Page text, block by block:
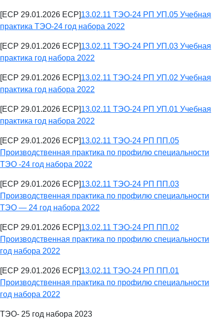
[ECP 29.01.2026 ECP]13.02.11 ТЭО-24 РП УП.05 Учебная
практика ТЭО-24 год набора 2022
[ECP 29.01.2026 ECP]13.02.11 ТЭО-24 РП УП.03 Учебная
практика год набора 2022
[ECP 29.01.2026 ECP]13.02.11 ТЭО-24 РП УП.02 Учебная
практика год набора 2022
[ECP 29.01.2026 ECP]13.02.11 ТЭО-24 РП УП.01 Учебная
практика год набора 2022
[ECP 29.01.2026 ECP]13.02.11 ТЭО-24 РП ПП.05
Производственная практика по профилю специальности
ТЭО -24 год набора 2022
[ECP 29.01.2026 ECP]13.02.11 ТЭО-24 РП ПП.03
Производственная практика по профилю специальности
ТЭО — 24 год набора 2022
[ECP 29.01.2026 ECP]13.02.11 ТЭО-24 РП ПП.02
Производственная практика по профилю специальности
год набора 2022
[ECP 29.01.2026 ECP]13.02.11 ТЭО-24 РП ПП.01
Производственная практика по профилю специальности
год набора 2022
ТЭО- 25 год набора 2023